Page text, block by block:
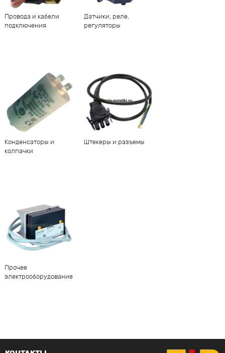
Провода и кабели
подключения
Датчики, реле,
регуляторы
Конденсаторы и
колпачки
Штекеры и разъемы
Прочее
электрооборудование